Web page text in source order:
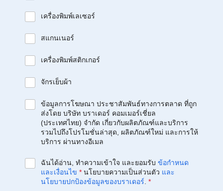
เครื่องพิมพ์เลเซอร์
สแกนเนอร์
เครื่องพิมพ์สติกเกอร์
จักรเย็บผ้า
ข้อมูลการโฆษณา ประชาสัมพันธ์ทางการตลาด ที่ถูก
ส่งโดย บริษัท บราเดอร์ คอมเมอร์เชี่ยล
(ประเทศไทย) จำกัด เกี่ยวกับผลิตภัณฑ์และบริการ
รวมไปถึงโปรโมชั่นล่าสุด, ผลิตภัณฑ์ใหม่ และการให้
บริการ ผ่านทางอีเมล
ฉันได้อ่าน, ทำความเข้าใจ และยอมรับ ข้อกำหนด
และเงื่อนไข * นโยบายความเป็นส่วนตัว และ
นโยบายปกป้องข้อมูลของบราเดอร์ *